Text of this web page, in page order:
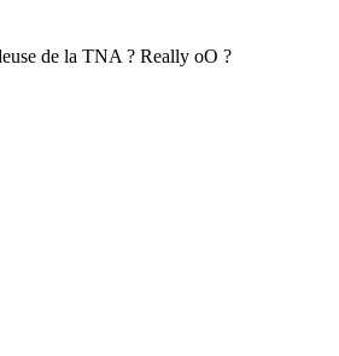
de la TNA ? Really oO ?